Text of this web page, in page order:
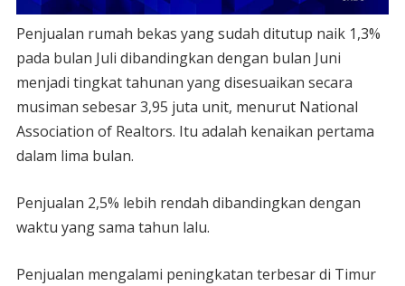
Penjualan rumah bekas yang sudah ditutup naik 1,3%
pada bulan Juli dibandingkan dengan bulan Juni
menjadi tingkat tahunan yang disesuaikan secara
musiman sebesar 3,95 juta unit, menurut National
Association of Realtors. Itu adalah kenaikan pertama
dalam lima bulan.
Penjualan 2,5% lebih rendah dibandingkan dengan
waktu yang sama tahun lalu.
Penjualan mengalami peningkatan terbesar di Timur